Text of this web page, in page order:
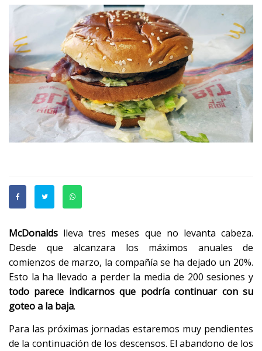
McDonalds lleva tres meses que no levanta cabeza.
Desde que alcanzara los máximos anuales de
comienzos de marzo, la compañía se ha dejado un 20%.
Esto la ha llevado a perder la media de 200 sesiones y
todo parece indicarnos que podría continuar con su
goteo a la baja.
Para las próximas jornadas estaremos muy pendientes
de la continuación de los descensos. El abandono de los